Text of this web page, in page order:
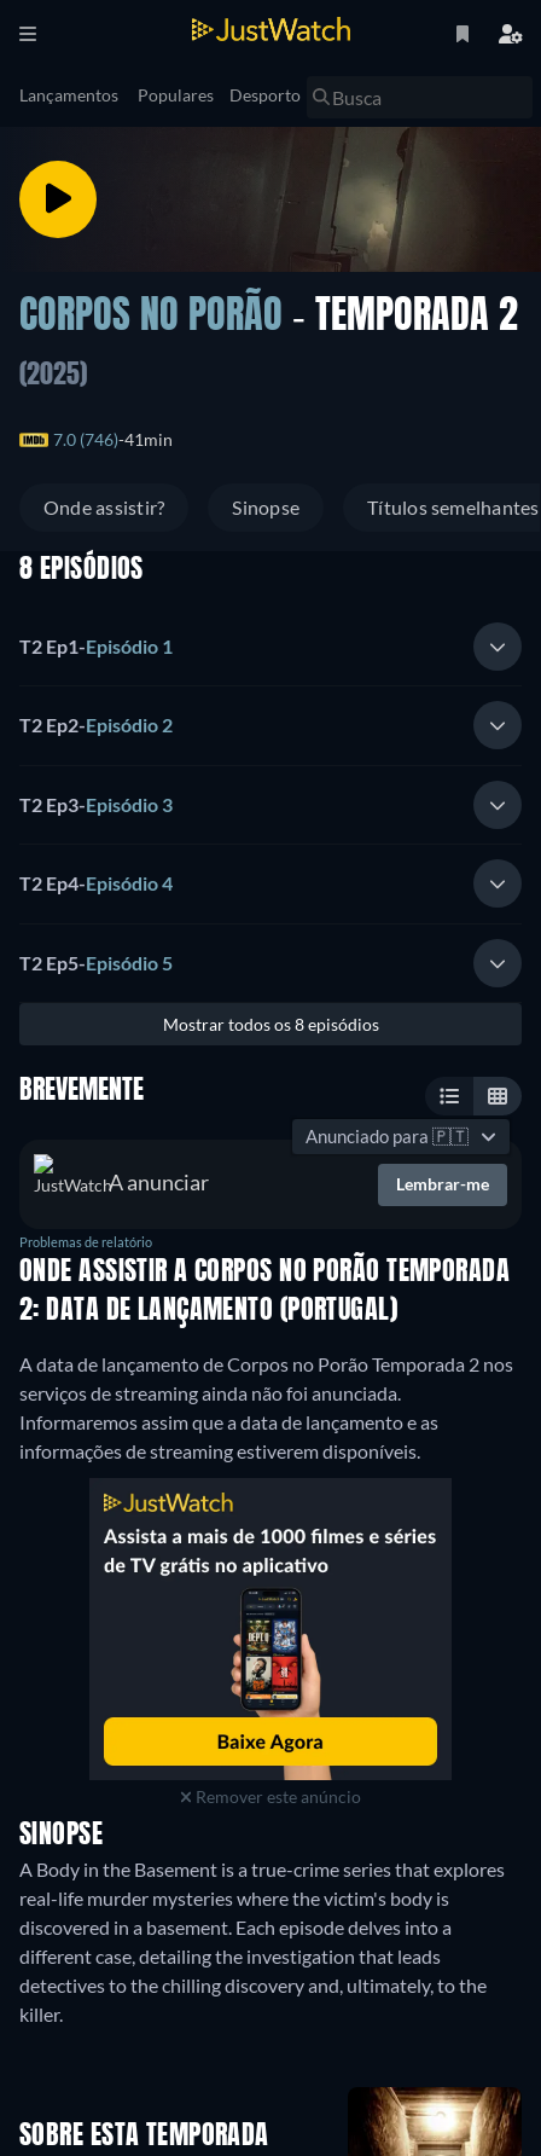
Lançamentos Populares Desporto
CORPOS NO PORÃO - TEMPORADA 2
(2025)
7.0 (746) 41min
Onde assistir? Sinopse Títulos semelhantes
8 EPISÓDIOS
T2 Ep1-Episódio 1
T2 Ep2-Episódio 2
T2 Ep3-Episódio 3
T2 Ep4-Episódio 4
T2 Ep5-Episódio 5
Mostrar todos os 8 episódios
BREVEMENTE
Anunciado para 🇵🇹
A anunciar Lembrar-me
Problemas de relatório
ONDE ASSISTIR A CORPOS NO PORÃO TEMPORADA
2: DATA DE LANÇAMENTO (PORTUGAL)
A data de lançamento de Corpos no Porão Temporada 2 nos
serviços de streaming ainda não foi anunciada.
Informaremos assim que a data de lançamento e as
informações de streaming estiverem disponíveis.
Remover este anúncio
SINOPSE
A Body in the Basement is a true-crime series that explores
real-life murder mysteries where the victim's body is
discovered in a basement. Each episode delves into a
different case, detailing the investigation that leads
detectives to the chilling discovery and, ultimately, to the
killer.
SOBRE ESTA TEMPORADA